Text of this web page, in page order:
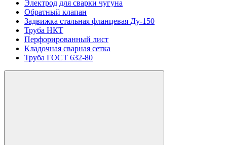
Электрод для сварки чугуна
Обратный клапан
Задвижка стальная фланцевая Ду-150
Труба НКТ
Перфорированный лист
Кладочная сварная сетка
Труба ГОСТ 632-80